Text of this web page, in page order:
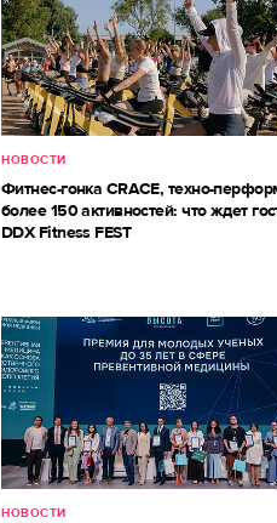
НОВОСТИ
Фитнес-гонка CRACE, техно-
более 150 активностей: что ждет
DDX Fitness FEST
НОВОСТИ